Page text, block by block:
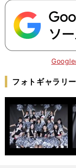
Google
フォトギャラリ